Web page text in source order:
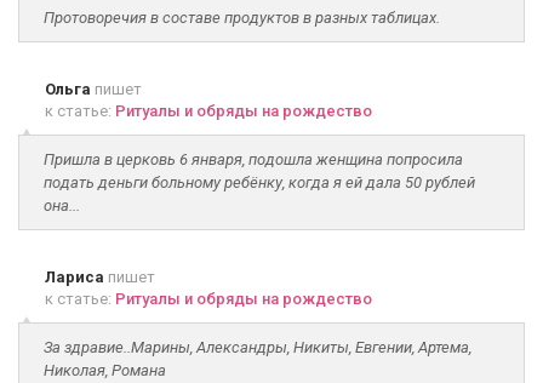
Протоворечия в составе продуктов в разных таблицах.
Ольга пишет
к статье: Ритуалы и обряды на рождество
Пришла в церковь 6 января, подошла женщина попросила
подать деньги больному ребёнку, когда я ей дала 50 рублей
она...
Лариса пишет
к статье: Ритуалы и обряды на рождество
За здравие..Марины, Александры, Никиты, Евгении, Артема,
Николая, Романа